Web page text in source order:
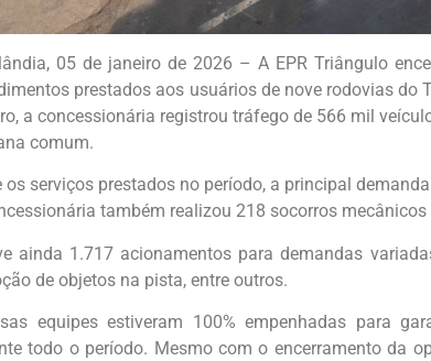
05 de janeiro de 2026 – A EPR Triângulo
prestados aos usuários de nove rodovias do
a concessionária registrou tráfego de 566 mil
comum.
os serviços prestados no período, a principal
também realizou 218 socorros
ainda 1.717 acionamentos para demandas
de objetos na pista, entre outros.
equipes estiveram 100% empenhadas para
todo o período. Mesmo com o encerramento da